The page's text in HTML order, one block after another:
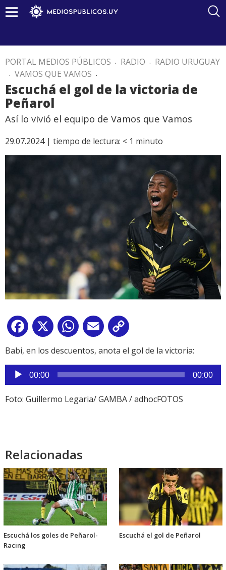
PORTAL MEDIOS PÚBLICOS . RADIO . RADIO URUGUAY
. VAMOS QUE VAMOS .
Escuchá el gol de la victoria de
Peñarol
Así lo vivió el equipo de Vamos que Vamos
29.07.2024 | tiempo de lectura: < 1 minuto
Facebook
X WhatsApp
Email
Link
Babi, en los descuentos, anota el gol de la victoria:
Reproductor
de
audio
00:00 00:00
Foto: Guillermo Legaria/ GAMBA / adhocFOTOS
Relacionadas
Escuchá los goles de Peñarol-
Racing
Escuchá el gol de Peñarol